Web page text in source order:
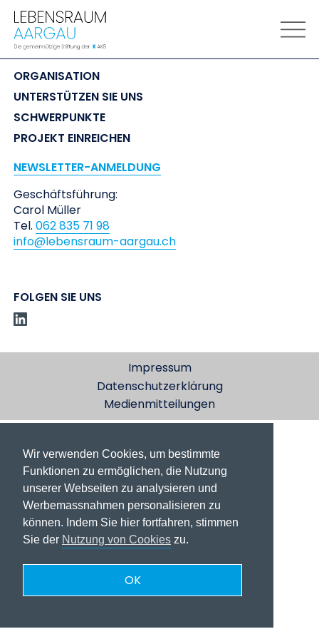
LEBENSRAUM
AARGAU
ORGANISATION
UNTERSTÜTZEN SIE UNS
SCHWERPUNKTE
PROJEKT EINREICHEN
NEWSLETTER-ANMELDUNG
Geschäftsführung:
Carol Müller
Tel. 062 835 71 98
info@lebensraum-aargau.ch
FOLGEN SIE UNS
Impressum
Datenschutzerklärung
Medienmitteilungen
Wir verwenden Cookies, um bestimmte
Funktionen zu ermöglichen, die Nutzung
unserer Webseiten zu analysieren und
Werbemassnahmen personalisieren zu
können. Indem Sie hier fortfahren, stimmen
Sie der Nutzung von Cookies zu.
OK